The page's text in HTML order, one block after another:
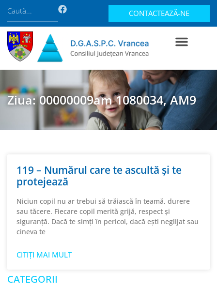
CONTACTEAZĂ-NE
Ziua: 00000009am 1080034, AM9
119 – Numărul care te ascultă și te
protejează
Niciun copil nu ar trebui să trăiască în teamă, durere
sau tăcere. Fiecare copil merită grijă, respect și
siguranță. Dacă te simți în pericol, dacă ești neglijat sau
cineva te
CITIȚI MAI MULT
CATEGORII